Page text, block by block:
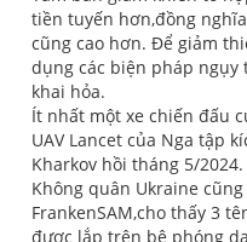
tiền tuyến hơn,đồng
cũng cao hơn. Để giảm
dụng các biện pháp
khai hỏa.
Ít nhất một xe chiến đấu
UAV Lancet của Nga tập
Kharkov hồi tháng 5/2024.
Không quân Ukraine
FrankenSAM,cho thấy 3
được lắp trên bệ phóng